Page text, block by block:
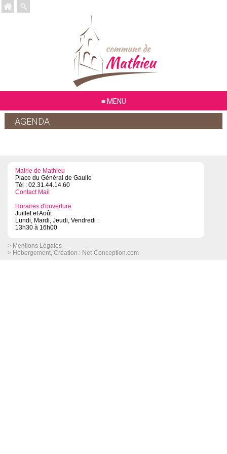
MENU
AGENDA
Mairie de Mathieu
Place du Général de Gaulle
Tél : 02.31.44.14.60
Contact Mail
Horaires d'ouverture
Juillet et Août
Lundi, Mardi, Jeudi, Vendredi :
13h30 à 16h00
> Mentions Légales
> Hébergement, Création : Net-Conception.com